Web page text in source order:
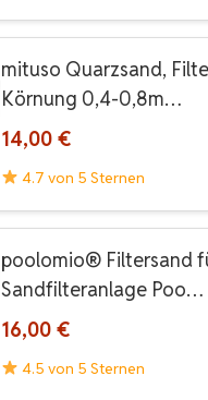
mituso Quarzsand,
Körnung 0,4-0,8m…
14,00 €
4.7 von 5 Sternen
poolomio® Filtersand
Sandfilteranlage Poo…
16,00 €
4.5 von 5 Sternen